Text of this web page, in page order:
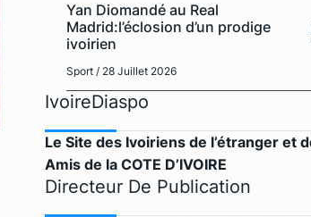
Yan Diomandé au Real
Madrid:l’éclosion d’un prodige
ivoirien
Sport / 28 Juillet 2026
IvoireDiaspo
Le Site des Ivoiriens de l’étranger et
Amis de la COTE D’IVOIRE
Directeur De Publication